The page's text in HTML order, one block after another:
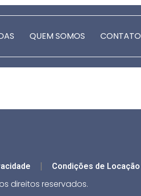
QUEM SOMOS CONTATO
Condições de Locação
direitos reservados.